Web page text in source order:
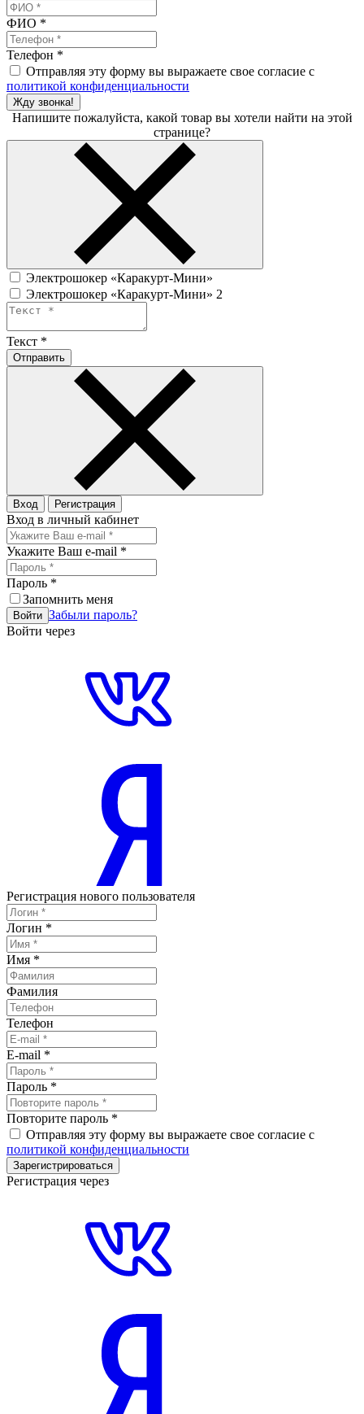
ФИО *
Телефон *
Отправляя эту форму вы выражаете свое согласие с
политикой конфиденциальности
Жду звонка!
Напишите пожалуйста, какой товар вы хотели найти на этой
странице?
Электрошокер «Каракурт-Мини»
Электрошокер «Каракурт-Мини» 2
Текст *
Отправить
Вход Регистрация
Вход в личный кабинет
Укажите Ваш e-mail *
Пароль *
Запомнить меня
Войти Забыли пароль?
Войти через
Регистрация нового пользователя
Логин *
Имя *
Фамилия
Телефон
E-mail *
Пароль *
Повторите пароль *
Отправляя эту форму вы выражаете свое согласие с
политикой конфиденциальности
Зарегистрироваться
Регистрация через